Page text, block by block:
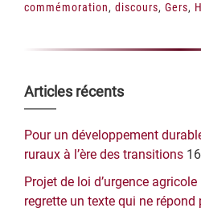
commémoration, discours, Gers,
Barre
latérale
principale
Articles récents
Pour un développement
ruraux à l’ère des transitions
Projet de loi d’urgence
regrette un texte qui ne